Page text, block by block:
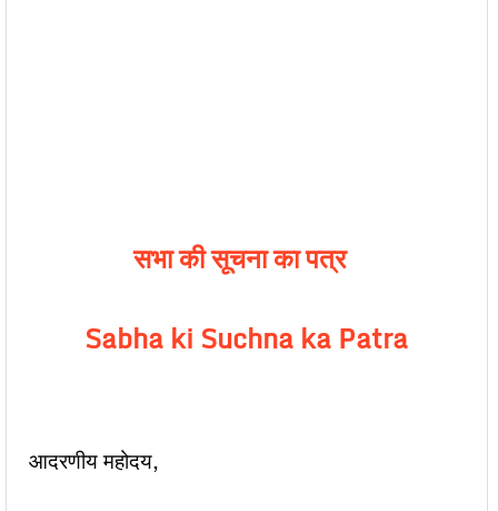
सभा की सूचना का पत्र
Sabha ki Suchna ka Patra
आदरणीय महोदय,